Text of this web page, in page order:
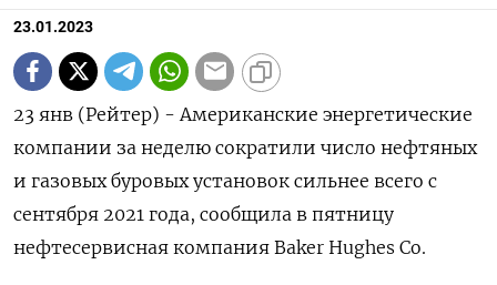
23.01.2023
23 янв (Рейтер) - Американские энергетические
компании за неделю сократили число нефтяных
и газовых буровых установок сильнее всего с
сентября 2021 года, сообщила в пятницу
нефтесервисная компания Baker Hughes Co.